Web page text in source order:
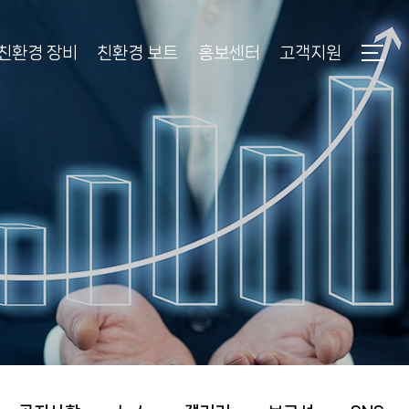
환경 장비 친환경 보트 홍보센터 고객지원